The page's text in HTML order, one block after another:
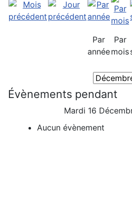
Par
année
Par
mois
Évènements pendant
Mardi 16
Aucun évènement